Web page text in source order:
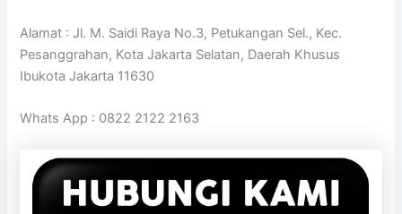
Alamat : Jl. M. Saidi Raya No.3, Petukangan Sel., Kec.
Pesanggrahan, Kota Jakarta Selatan, Daerah Khusus
Ibukota Jakarta 11630
Whats App : 0822 2122 2163